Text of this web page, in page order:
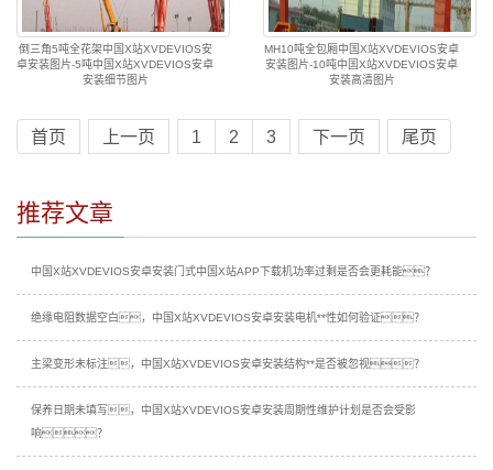
倒三角5吨全花架中国X站XVDEVIOS安
卓安装图片-5吨中国X站XVDEVIOS安卓
安装细节图片
MH10吨全包厢中国X站XVDEVIOS安卓
安装图片-10吨中国X站XVDEVIOS安卓
安装高清图片
首页 上一页 1 2 3 下一页 尾页
推荐文章
中国X站XVDEVIOS安卓安装门式中国X站APP下载机功率过剩是否会更耗能？
绝缘电阻数据空白，中国X站XVDEVIOS安卓安装电机**性如何验证？
主梁变形未标注，中国X站XVDEVIOS安卓安装结构**是否被忽视？
保养日期未填写，中国X站XVDEVIOS安卓安装周期性维护计划是否会受影
响？